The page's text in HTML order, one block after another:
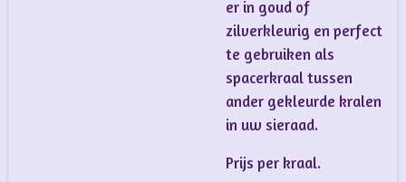
er in goud of
zilverkleurig en perfect
te gebruiken als
spacerkraal tussen
ander gekleurde kralen
in uw sieraad.
Prijs per kraal.